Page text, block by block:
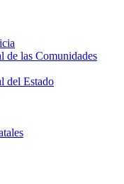
de las Comunidades
del Estado